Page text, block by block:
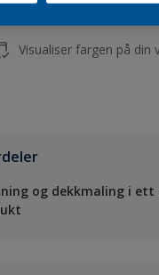
Visualiser fargen på din
og dekkmaling i ett